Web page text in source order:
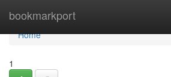
bookmarkport
Home
Home
1